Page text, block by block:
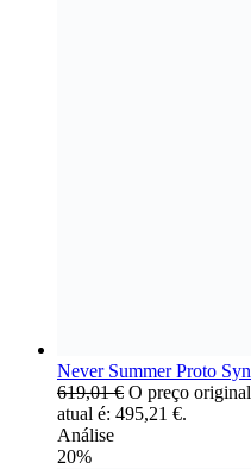
Never Summer Proto
619,01€ O preço
atual é: 495,21 €.
Análise
20%